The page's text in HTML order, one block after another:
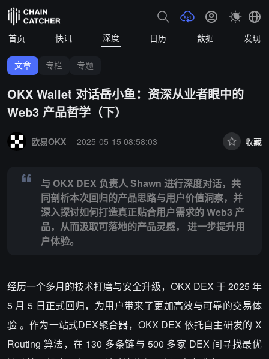
首页 快讯 深度 日历 数据 发现
文章 专栏 专题
OKX Wallet 对话岳小鱼：资深从业者眼中的
Web3 产品哲学（下）
欧易OKX
2025-05-15 08:58:03 收藏
与 OKX DEX 负责人 Shawn 进行深度对话，共
同剖析本次回归的产品思路与用户价值洞察，并
深入探讨如何打造真正贴合用户需求的 Web3 产
品，从而汲取可落地的产品灵感， 进一步提升用
户体验。
经历一个多月的技术打磨与安全升级，OKX DEX 于 2025 年
5 月 5 日正式回归，为用户带来了更加高效与可靠的交易体
验 。作为一站式DEX聚合器，OKX DEX 依托自主研发的 X
Routing 算法，在 130 多条链与 500 多家 DEX 间寻找最优